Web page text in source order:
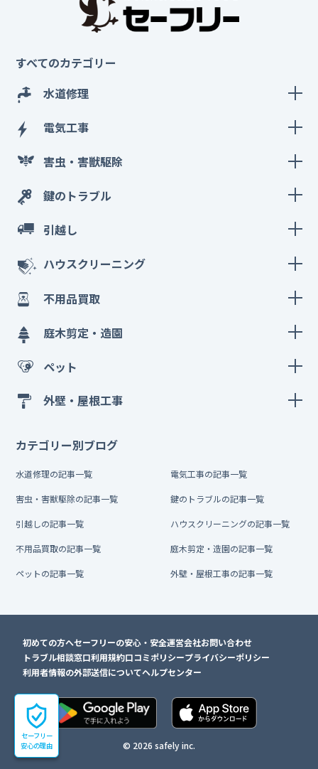
セーフリー
安心の理由
すべてのカテゴリー
水道修理
電気工事
害虫・害獣駆除
鍵のトラブル
引越し
ハウスクリーニング
不用品買取
庭木剪定・造園
ペット
外壁・屋根工事
カテゴリー別ブログ
水道修理の記事一覧 電気工事の記事一覧
害虫・害獣駆除の記事一覧 鍵のトラブルの記事一覧
引越しの記事一覧 ハウスクリーニングの記事一覧
不用品買取の記事一覧 庭木剪定・造園の記事一覧
ペットの記事一覧 外壁・屋根工事の記事一覧
初めての方へセーフリーの安心・安全運営会社お問い合わせ
トラブル相談窓口利用規約口コミポリシープライバシーポリシー
利用者情報の外部送信についてヘルプセンター
© 2026 safely inc.